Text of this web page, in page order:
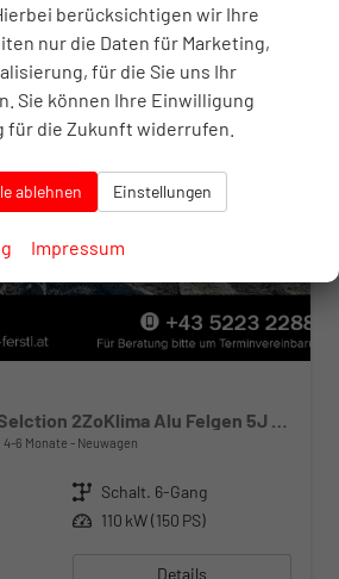
Selection 1,5 TSI Selction 2ZoKlima Alu Felgen 5J Garantie Sitzheizung LED Scheinwerfer Tempomat
6 Monate Neuwagen
Getriebe Schalt. 6-Gang
Leistung 110 kW (150 PS)
Details
berücksichtigen wir Ihre
nur die Daten für Marketing,
für die Sie uns Ihr
Sie können Ihre Einwilligung
für die Zukunft widerrufen.
ablehnen Einstellungen
Impressum